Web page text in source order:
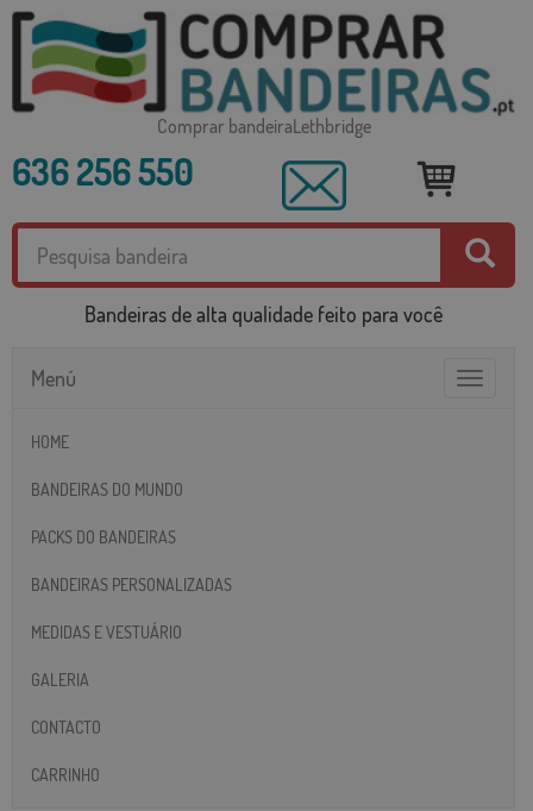
Comprar bandeiraLethbridge
636 256 550
Bandeiras de alta qualidade feito para você
Toggle
Menú
HOME
BANDEIRAS DO MUNDO
PACKS DO BANDEIRAS
BANDEIRAS PERSONALIZADAS
MEDIDAS E VESTUÁRIO
GALERIA
CONTACTO
CARRINHO